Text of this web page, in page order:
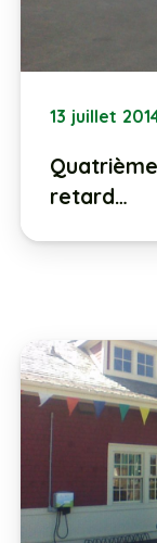
13 juillet
retard…